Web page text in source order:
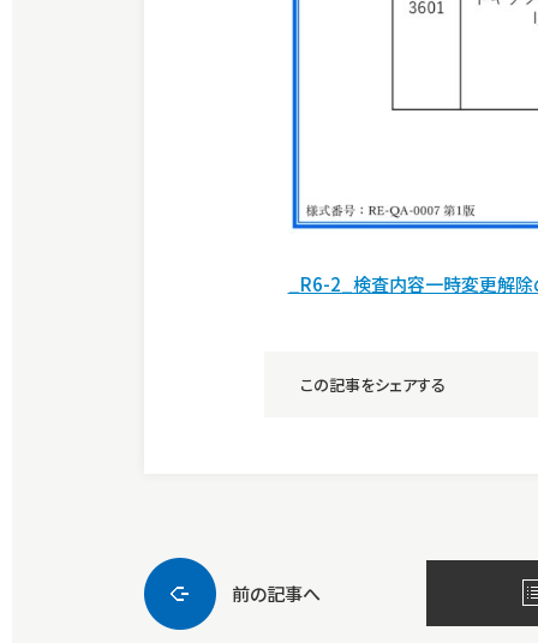
_R6-2_検査内容一時変更解除
この記事をシェアする
前の記事へ